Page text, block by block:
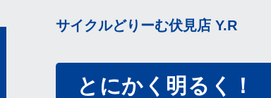
サイクルどりーむ伏見店 Y.R
とにかく明るく！